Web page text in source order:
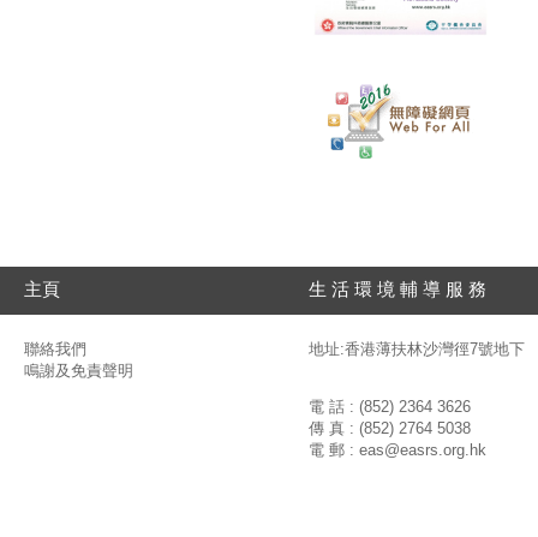
主頁 生 活 環 境 輔 導 服 務
聯絡我們
鳴謝及免責聲明
地址:香港薄扶林沙灣徑7號地下
電 話 : (852) 2364 3626
傳 真 : (852) 2764 5038
電 郵 : eas@easrs.org.hk